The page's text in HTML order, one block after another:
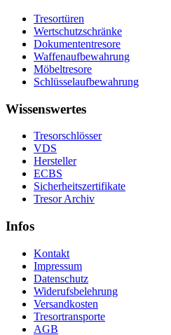
Tresortüren
Wertschutzschränke
Dokumententresore
Waffenaufbewahrung
Möbeltresore
Schlüsselaufbewahrung
Wissenswertes
Tresorschlösser
VDS
Hersteller
ECBS
Sicherheitszertifikate
Tresor Archiv
Infos
Kontakt
Impressum
Datenschutz
Widerufsbelehrung
Versandkosten
Tresortransporte
AGB